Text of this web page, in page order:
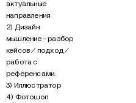
актуальные
направления
2) Дизайн
мышление - разбор
кейсов / подход /
работа с
референсами.
3) Иллюстратор
4) Фотошоп